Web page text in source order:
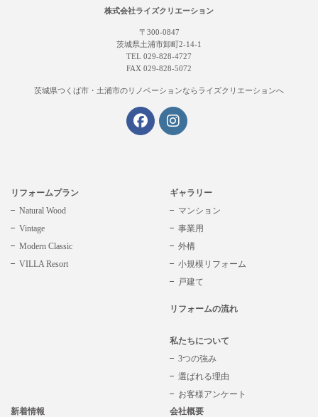
株式会社ライズクリエーション
〒300-0847
茨城県土浦市卸町2-14-1
TEL 029-828-4727
FAX 029-828-5072
茨城県つくば市・土浦市のリノベーションならライズクリエーションへ
リフォームプラン
Natural Wood
Vintage
Modern Classic
VILLA Resort
ギャラリー
マンション
事業用
外構
小規模リフォーム
戸建て
リフォームの流れ
私たちについて
3つの強み
選ばれる理由
お客様アンケート
新着情報
会社概要